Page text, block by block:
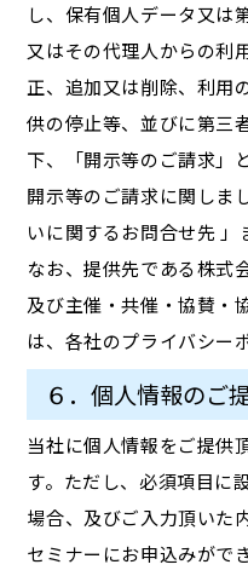
し、保有個人データ又は
又はその代理人からの利
正、追加又は削除、利用
供の停止等、並びに第三
下、「開示等のご請求」
開示等のご請求に関しま
いに関するお問合せ先 」
なお、提供先である株式
及び主催・共催・協賛・
は、各社のプライバシー
６．個人情報のご
当社に個人情報をご提供
す。ただし、必須項目に
場合、及びご入力頂いた
セミナーにお申込みがで